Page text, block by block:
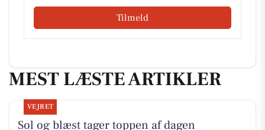
Tilmeld
MEST LÆSTE ARTIKLER
VEJRET
Sol og blæst tager toppen af dagen